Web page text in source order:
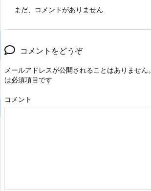
まだ、コメントがありません
コメントをどうぞ
メールアドレスが公開されることはありません。
は必須項目です
コメント